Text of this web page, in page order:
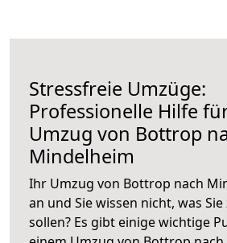
Stressfreie Umzüge:
Professionelle Hilfe
Umzug von Bottrop
Mindelheim
Ihr Umzug von Bottrop nach
an und Sie wissen nicht, was
sollen? Es gibt einige wichtige